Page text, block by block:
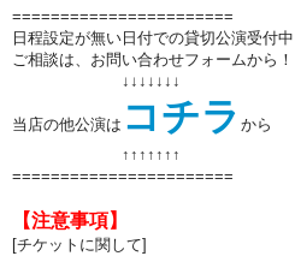
=======================
日程設定が無い日付での貸切公演受付中
ご相談は、お問い合わせフォームから！
↓↓↓↓↓↓↓
当店の他公演は コチラ から
↑↑ ↑↑ ↑↑ ↑
=======================
【注意事項】
[チケットに関して]